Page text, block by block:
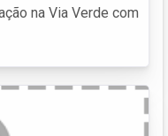
na Via Verde com